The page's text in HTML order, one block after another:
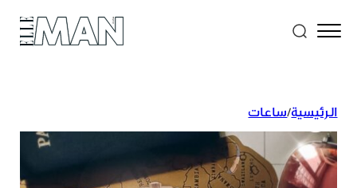
الرئيسية/ساعات